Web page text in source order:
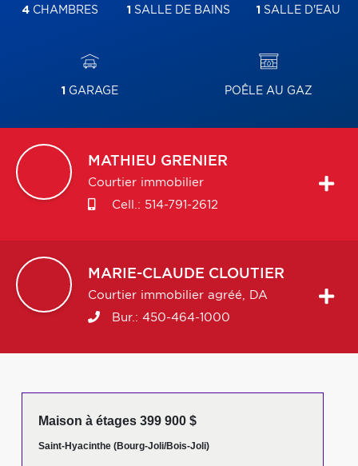
4CHAMBRES 1 SALLE DE BAINS 1 SALLE D'EAU
1 GARAGE POÊLE AU GAZ
MATHIEU GRENIER
Courtier immobilier
Cell.: 514-791-2612
MARIE-CLAUDE CLOUTIER
Courtier immobilier agréé, DA
Bur.: 450-464-1000
Maison à étages 399 900 $
Saint-Hyacinthe (Bourg-Joli/Bois-Joli)